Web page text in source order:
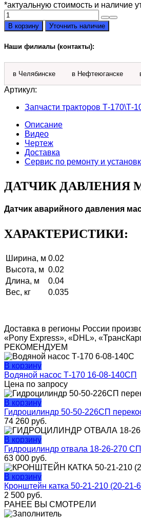
*актуальную стоимость и наличие
Количество
товара
Датчик
давления
масла
мм-111В
В корзину Уточнить наличие
Наши филиалы (контакты):
в Челябинске в Нефтеюганске
Артикул:
Запчасти тракторов Т-170\Т-
Описание
Видео
Чертеж
Доставка
Сервис по ремонту и
ДАТЧИК ДАВЛЕНИЯ
Датчик аварийного давления
ХАРАКТЕРИСТИКИ:
Ширина, м 0.02
Высота, м 0.02
Длина, м
0.04
Вес, кг
0.035
Доставка в регионы России
«Pony Express», «DHL»,
РЕКОМЕНДУЕМ
В корзину
Водяной насос Т-170 16-08-140СП
Цена по запросу
В корзину
Гидроцилиндр 50-50-226СП
74 260 руб.
В корзину
Гидроцилиндр отвала 18-26-270 СП
63 000 руб.
В корзину
Кронштейн катка 50-21-210 (20-21-
2 500 руб.
РАНЕЕ ВЫ СМОТРЕЛИ